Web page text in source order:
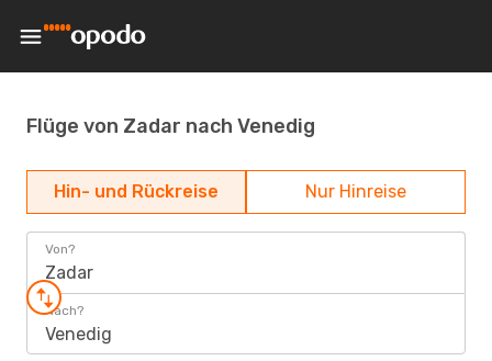
Flüge von Zadar nach Venedig
Hin- und Rückreise Nur Hinreise
Von?
Zadar
Nach?
Venedig